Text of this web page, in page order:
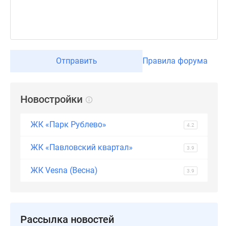
новостроек
застройщиком
Отправить Правила форума
Новостройки
ЖК «Парк Рублево» 4.2
ЖК «Павловский квартал» 3.9
ЖК Vesna (Весна) 3.9
Рассылка новостей